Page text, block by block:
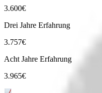
3.600€
Drei Jahre Erfahrung
3.757€
Acht Jahre Erfahrung
3.965€